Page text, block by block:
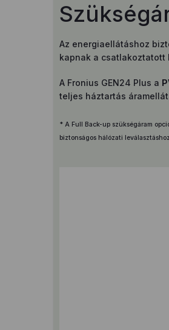
Az energiaellátáshoz
kapnak a csatlakoztatott
A Fronius GEN24 Plus a
teljes háztartás
* A Full Back-up szükségáram
biztonságos hálózati